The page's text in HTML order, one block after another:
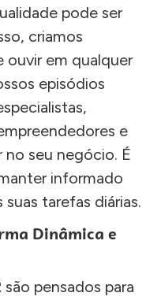
pode ser
criamos
ouvir em qualquer
episódios
e
no seu negócio. É
informado
tarefas diárias.
Dinâmica e
pensados para